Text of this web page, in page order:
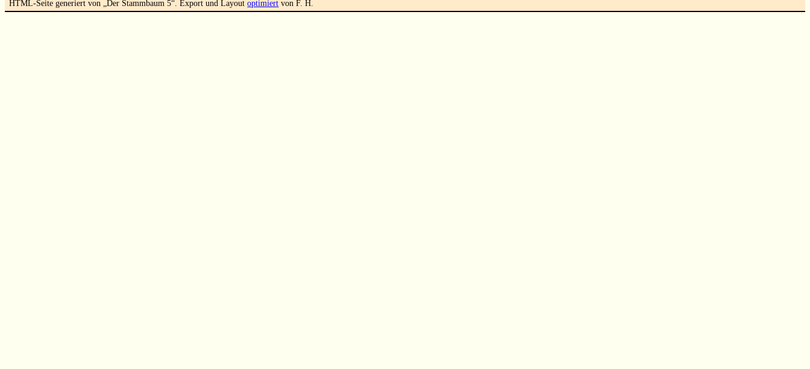
HTML-Seite generiert von „Der Stammbaum 5“. Export und Layoutoptimiert von F. H.